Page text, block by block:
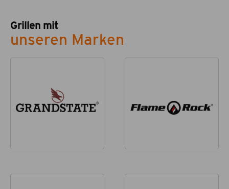
Grillen mit
unseren Marken